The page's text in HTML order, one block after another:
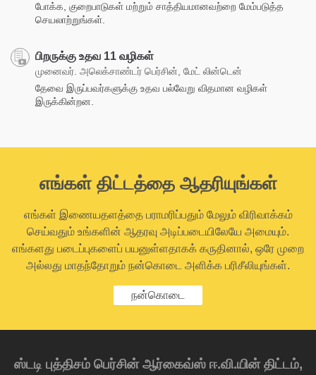
போக்க, குறைபாடுகள் மற்றும் சாத்தியமானவற்றை மேம்படுத்த
செயலாற்றுங்கள்.
பிறருக்கு உதவ 11 வழிகள்
முனைவர். அலெக்சாண்டர் பெர்சின், மேட் லின்டென்
தேவை இருப்பவர்களுக்கு உதவ பல்வேறு விதமான வழிகள்
இருக்கின்றன.
எங்கள் திட்டத்தை ஆதரியுங்கள்
எங்கள் இணையதளத்தை பராமரிப்பதும் மேலும் விரிவாக்கம்
செய்வதும் உங்களின் ஆதரவு அடிப்படையிலேயே அமையும்.
எங்களது படைப்புகளைப் பயனுள்ளதாகக் கருதினால், ஒரே முறை
அல்லது மாதந்தோறும் நன்கொடை அளிக்க பரிசீலியுங்கள்.
நன்கொடை
ஸ்டடி புத்திசம் பெர்சின் ஆர்கைவ்ஸ் ஈ.வி.யின் திட்டம்,